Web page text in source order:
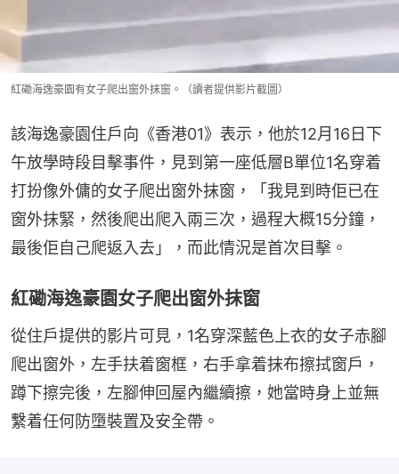
紅磡海逸豪園有女子爬出窗外抹窗。（讀者提供影片截圖）
該海逸豪園住戶向《香港01》表示，他於12月16日下
午放學時段目擊事件，見到第一座低層B單位1名穿着
打扮像外傭的女子爬出窗外抹窗，「我見到時佢已在
窗外抹緊，然後爬出爬入兩三次，過程大概15分鐘，
最後佢自己爬返入去」，而此情況是首次目擊。
紅磡海逸豪園女子爬出窗外抹窗
從住戶提供的影片可見，1名穿深藍色上衣的女子赤腳
爬出窗外，左手扶着窗框，右手拿着抹布擦拭窗戶，
蹲下擦完後，左腳伸回屋內繼續擦，她當時身上並無
繫着任何防墮裝置及安全帶。